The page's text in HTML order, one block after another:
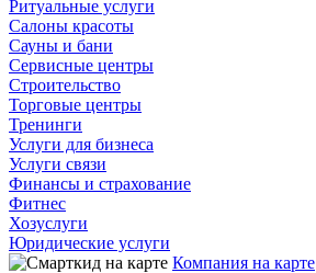
Ритуальные услуги
Салоны красоты
Сауны и бани
Сервисные центры
Строительство
Торговые центры
Тренинги
Услуги для бизнеса
Услуги связи
Финансы и страхование
Фитнес
Хозуслуги
Юридические услуги
Компания на карте